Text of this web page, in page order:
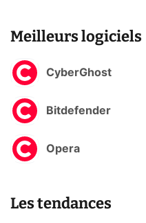
Meilleurs logiciels
CyberGhost
Bitdefender
Opera
Les tendances